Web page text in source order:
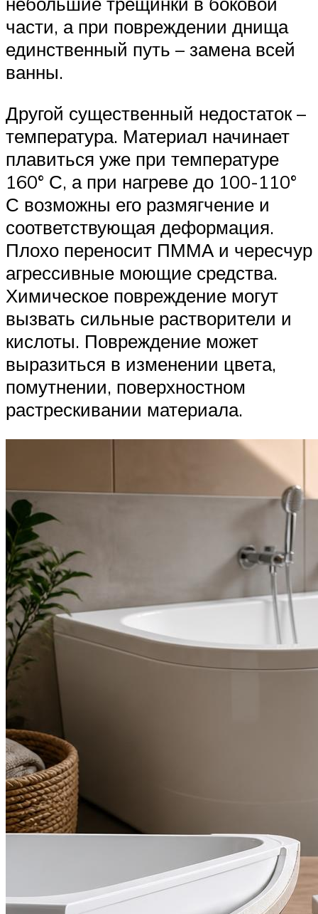
части, а при повреждении днища
единственный путь – замена всей
ванны.
Другой существенный недостаток –
температура. Материал начинает
плавиться уже при температуре
160° С, а при нагреве до 100-110°
С возможны его размягчение и
соответствующая деформация.
Плохо переносит ПММА и чересчур
агрессивные моющие средства.
Химическое повреждение могут
вызвать сильные растворители и
кислоты. Повреждение может
выразиться в изменении цвета,
помутнении, поверхностном
растрескивании материала.